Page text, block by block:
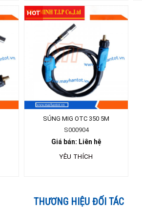
HOT
SÚNG MIG OTC 350 5M
S000904
Giá bán: Liên hệ
YÊU THÍCH
THƯƠNG HIỆU ĐỐI TÁC